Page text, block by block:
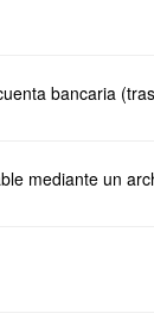
bancaria
mediante un